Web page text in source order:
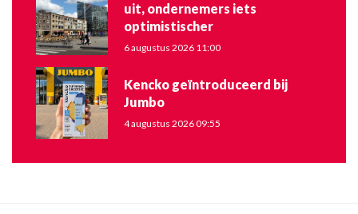
uit, ondernemers iets
optimistischer
6 augustus 2026 11:00
Kencko geïntroduceerd bij
Jumbo
4 augustus 2026 09:55